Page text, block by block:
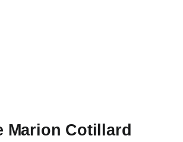
Marion Cotillard